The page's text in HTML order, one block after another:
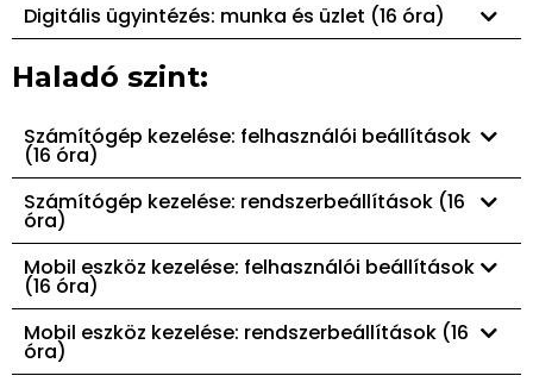
Digitális ügyintézés: munka és üzlet (16 óra)
Haladó szint:
Számítógép kezelése: felhasználói beállítások
(16 óra)
Számítógép kezelése: rendszerbeállítások (16
óra)
Mobil eszköz kezelése: felhasználói beállítások
(16 óra)
Mobil eszköz kezelése: rendszerbeállítások (16
óra)